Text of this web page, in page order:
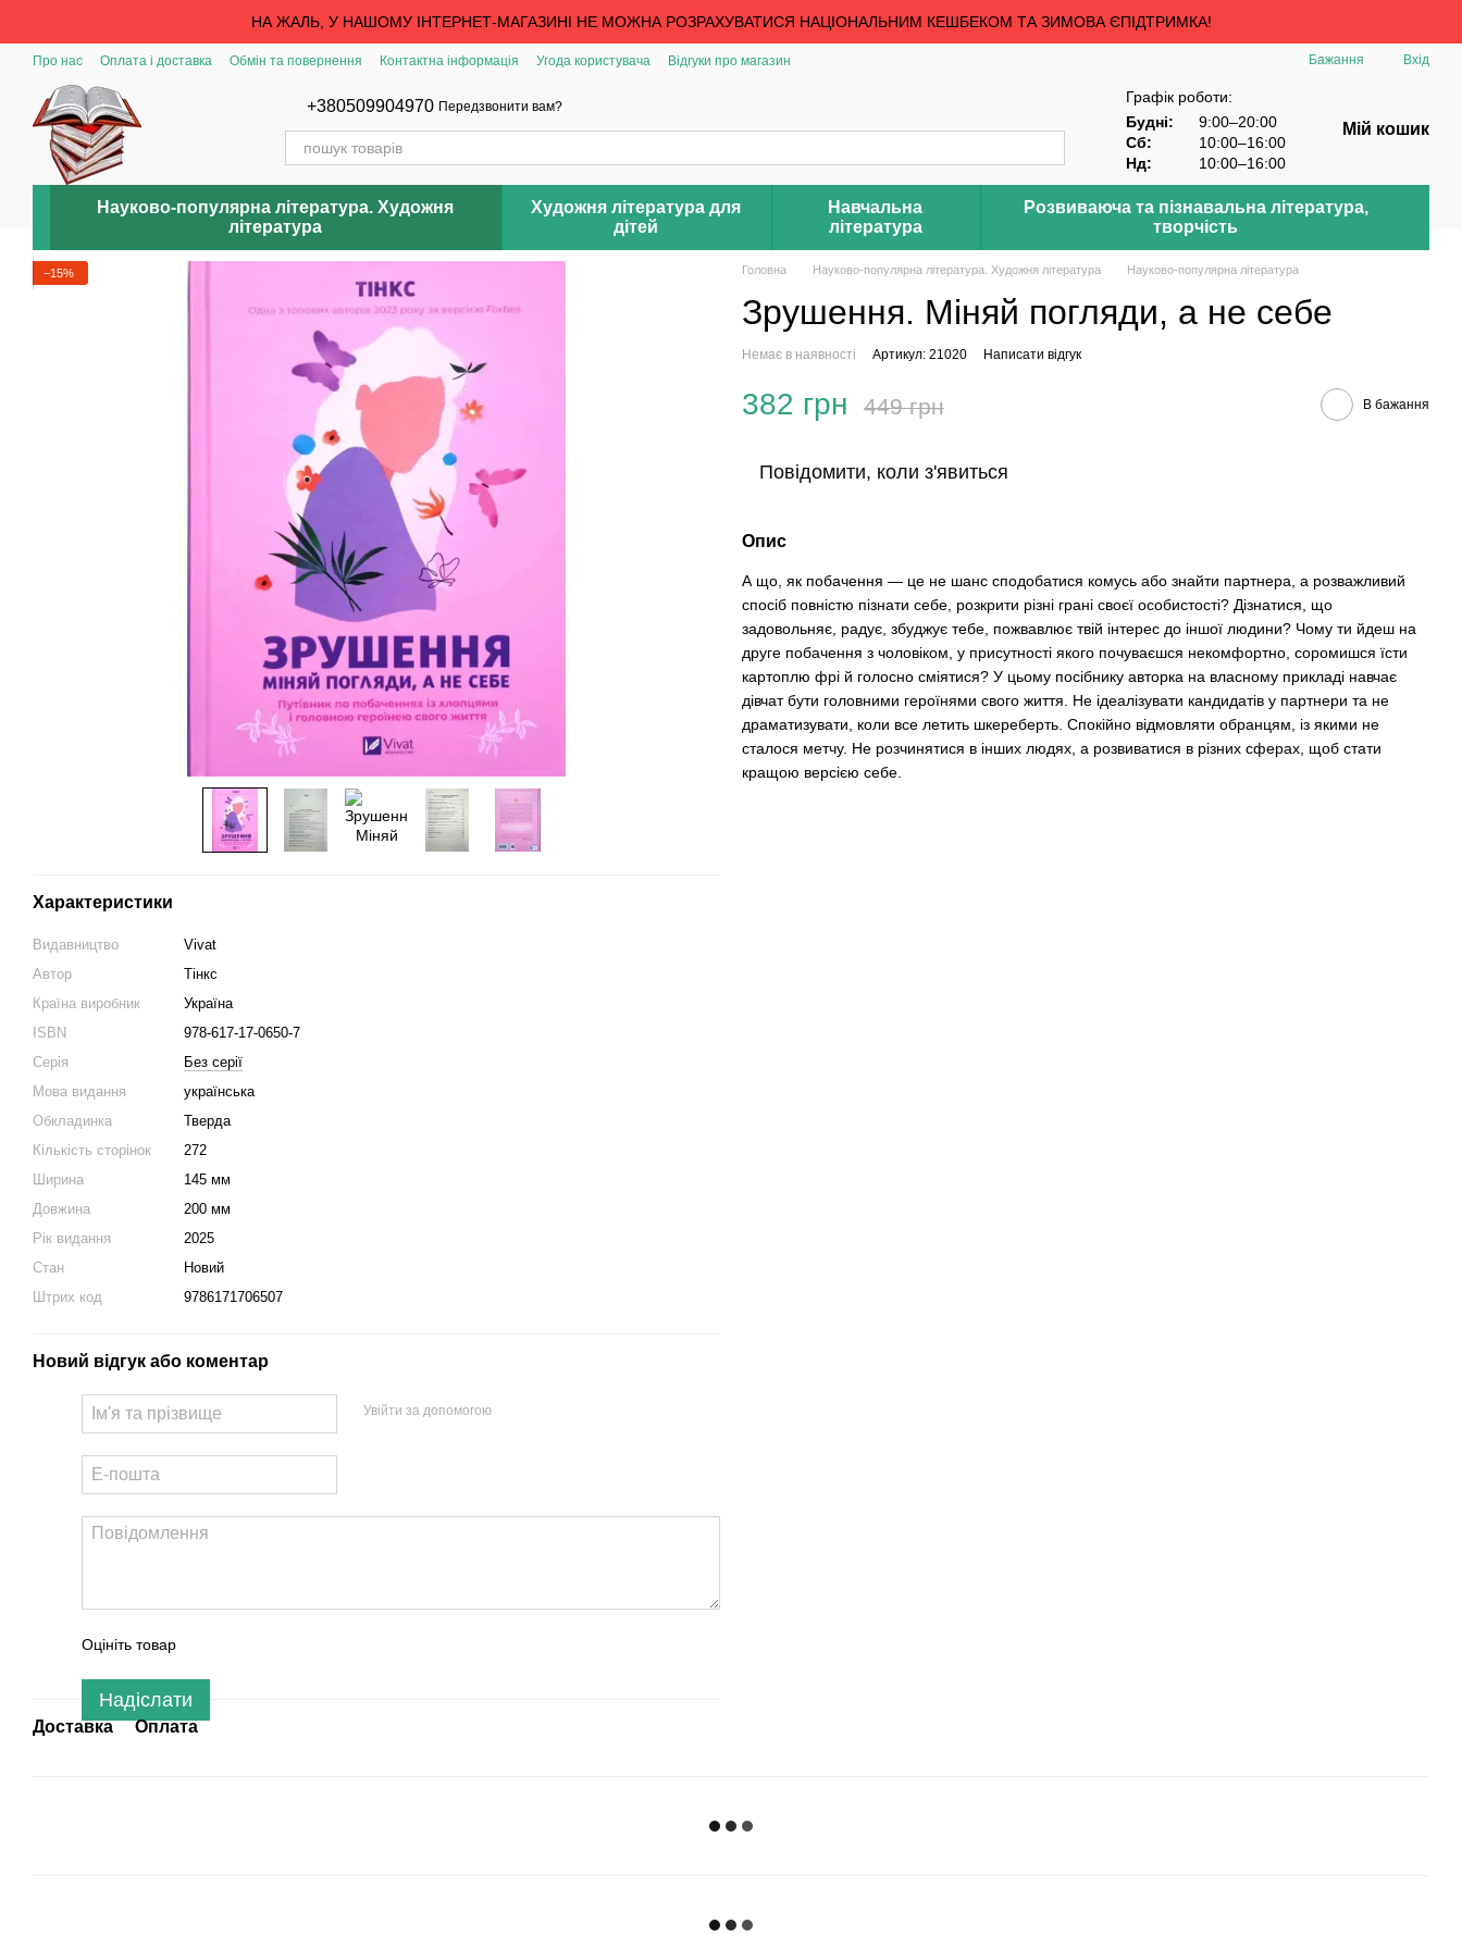
НА ЖАЛЬ, У НАШОМУ ІНТЕРНЕТ-МАГАЗИНІ НЕ МОЖНА РОЗРАХУВАТИСЯ НАЦІОНАЛЬНИМ КЕШБЕКОМ ТА ЗИМОВА ЄПІДТРИМКА!
Про нас Оплата і доставка Обмін та повернення Контактна інформація Угода користувача Відгуки про магазин Бажання Вхід
+380509904970 Передзвонити вам?
Графік роботи:
Будні:
9:00–20:00
Сб:
10:00–16:00
Нд:
10:00–16:00
Мій кошик
Науково-популярна література. Художня
література
Художня література для
дітей
Навчальна
література
Розвиваюча та пізнавальна література,
творчість
−15%
Характеристики
Видавництво
Vivat
Автор
Тінкс
Країна виробник
Україна
ISBN
978-617-17-0650-7
Серія
Без серії
Мова видання
українська
Обкладинка
Тверда
Кількість сторінок
272
Ширина
145 мм
Довжина
200 мм
Рік видання
2025
Стан
Новий
Штрих код
9786171706507
Новий відгук або коментар
Увійти за допомогою
Оцініть товар
Надіслати
Доставка Оплата
Головна Науково-популярна література. Художня література Науково-популярна література
Зрушення. Міняй погляди, а не себе
Немає в наявності Артикул: 21020 Написати відгук
382 грн 449 грн В бажання
Повідомити, коли з'явиться
Опис
А що, як побачення — це не шанс сподобатися комусь або знайти партнера, а розважливий
спосіб повністю пізнати себе, розкрити різні грані своєї особистості? Дізнатися, що
задовольняє, радує, збуджує тебе, пожвавлює твій інтерес до іншої людини? Чому ти йдеш на
друге побачення з чоловіком, у присутності якого почуваєшся некомфортно, соромишся їсти
картоплю фрі й голосно сміятися? У цьому посібнику авторка на власному прикладі навчає
дівчат бути головними героїнями свого життя. Не ідеалізувати кандидатів у партнери та не
драматизувати, коли все летить шкереберть. Спокійно відмовляти обранцям, із якими не
сталося метчу. Не розчинятися в інших людях, а розвиватися в різних сферах, щоб стати
кращою версією себе.